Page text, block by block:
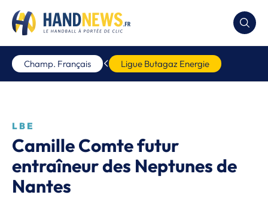
Champ. Français Ligue Butagaz Energie
LBE
Camille Comte futur
entraîneur des Neptunes de
Nantes